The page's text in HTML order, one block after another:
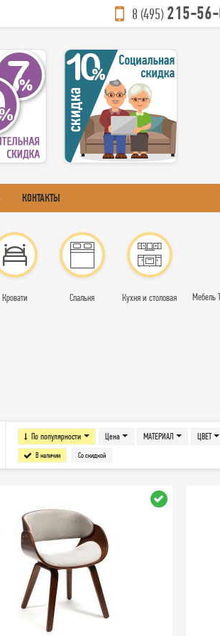
8 (495)215-
КОНТАКТЫ
Кровати Спальня Кухня и столовая Мебель
По популярности Цена
В наличии Со скидкой
МАТЕРИАЛ ЦВЕТ